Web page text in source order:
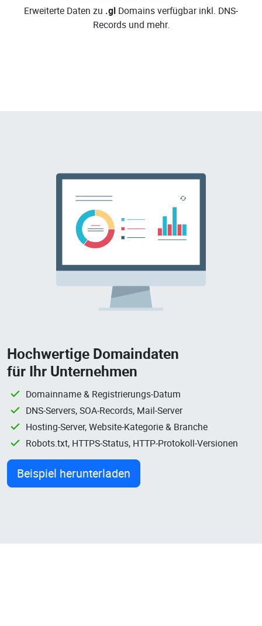
Erweiterte Daten zu .gl Domains verfügbar inkl. DNS-
Records und mehr.
Hochwertige Domaindaten
für Ihr Unternehmen
Domainname & Registrierungs-Datum
DNS-Servers, SOA-Records, Mail-Server
Hosting-Server, Website-Kategorie & Branche
Robots.txt, HTTPS-Status, HTTP-Protokoll-Versionen
Beispiel herunterladen